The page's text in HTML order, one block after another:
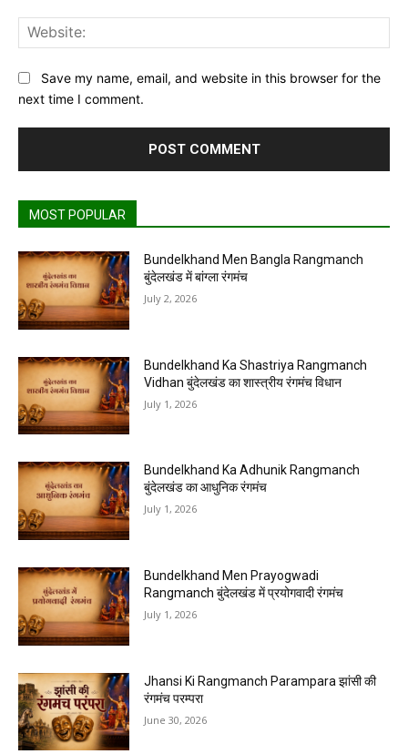
Save my name, email, and website in this browser for the
next time I comment.
MOST POPULAR
Bundelkhand Men Bangla Rangmanch
बुंदेलखंड में बांग्ला रंगमंच
July 2, 2026
Bundelkhand Ka Shastriya Rangmanch
Vidhan बुंदेलखंड का शास्त्रीय रंगमंच विधान
July 1, 2026
Bundelkhand Ka Adhunik Rangmanch
बुंदेलखंड का आधुनिक रंगमंच
July 1, 2026
Bundelkhand Men Prayogwadi
Rangmanch बुंदेलखंड में प्रयोगवादी रंगमंच
July 1, 2026
Jhansi Ki Rangmanch Parampara झांसी की
रंगमंच परम्परा
June 30, 2026